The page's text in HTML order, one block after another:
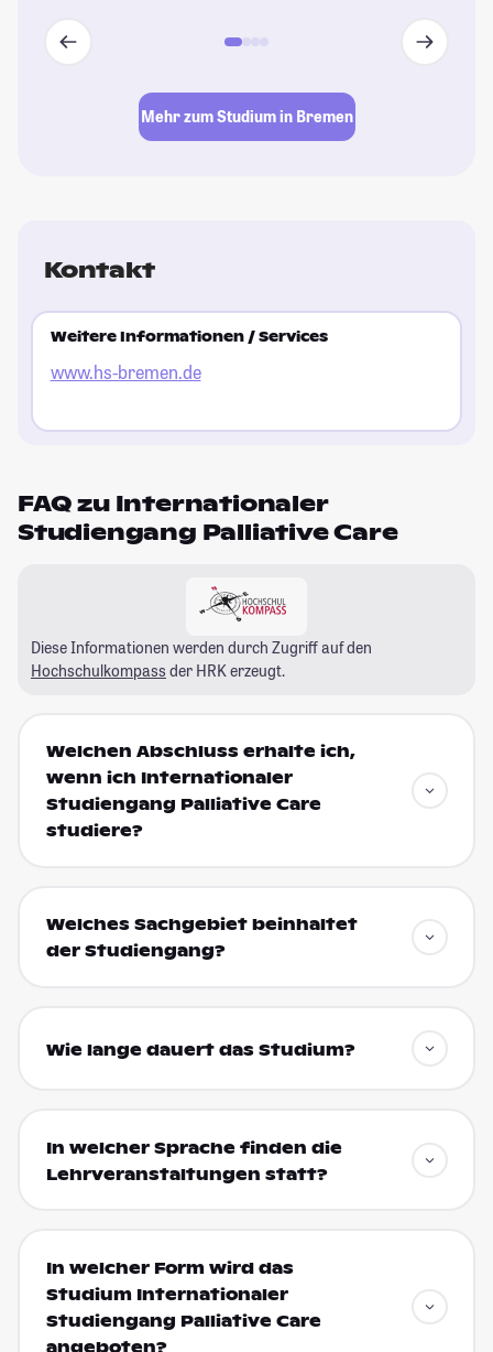
Mehr zum Studium in Bremen
Kontakt
Weitere Informationen / Services
www.hs-bremen.de
FAQ zu Internationaler
Studiengang Palliative Care
Diese Informationen werden durch Zugriff auf den
Hochschulkompass der HRK erzeugt.
Welchen Abschluss erhalte ich,
wenn ich Internationaler
Studiengang Palliative Care
studiere?
Welches Sachgebiet beinhaltet
der Studiengang?
Wie lange dauert das Studium?
In welcher Sprache finden die
Lehrveranstaltungen statt?
In welcher Form wird das
Studium Internationaler
Studiengang Palliative Care
angeboten?